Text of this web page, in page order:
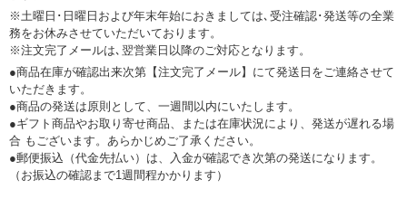
※土曜日･日曜日および年末年始におきましては､受注確認･発送等の全業
務をお休みさせていただいております。
※注文完了メールは､翌営業日以降のご対応となります。
●商品在庫が確認出来次第【注文完了メール】にて発送日をご連絡させて
いただきます。
●商品の発送は原則として、一週間以内にいたします。
●ギフト商品やお取り寄せ商品、または在庫状況により、発送が遅れる場
合 もございます。あらかじめご了承ください。
●郵便振込（代金先払い）は、入金が確認でき次第の発送になります。
（お振込の確認まで1週間程かかります）